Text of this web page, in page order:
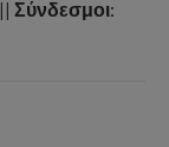
Σύνδεσμοι: